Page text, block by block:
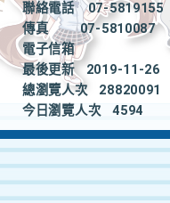
聯絡電話
07-5819155
傳真
07-5810087
電子信箱
最後更新
2019-11-26
總瀏覽人次
28820091
今日瀏覽人次
4594